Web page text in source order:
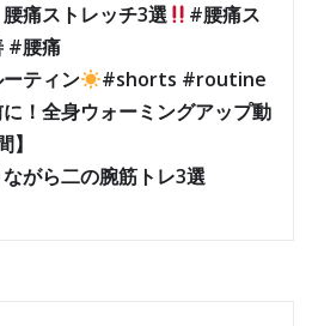
腰痛ストレッチ3選
#腰痛ス
#腰痛
ティン
#shorts #routine
！全身ウォーミングアップ動
がら二の腕筋トレ3選